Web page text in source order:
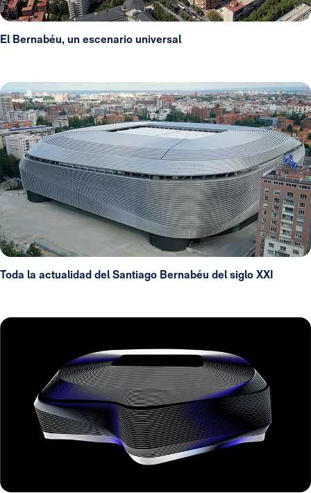
El Bernabéu, un escenario universal
Toda la actualidad del Santiago Bernabéu del siglo XXI